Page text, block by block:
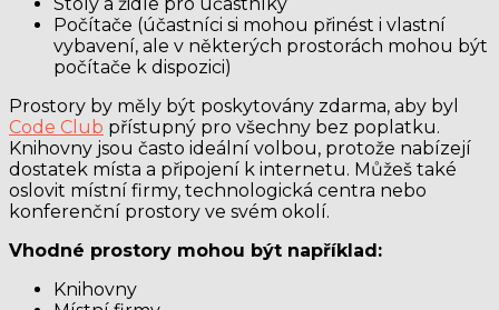
Počítače (účastníci si mohou přinést i vlastní
vybavení, ale v některých prostorách mohou být
počítače k dispozici)
Prostory by měly být poskytovány zdarma, aby byl
Code Club přístupný pro všechny bez poplatku.
Knihovny jsou často ideální volbou, protože nabízejí
dostatek místa a připojení k internetu. Můžeš také
oslovit místní firmy, technologická centra nebo
konferenční prostory ve svém okolí.
Vhodné prostory mohou být například:
Knihovny